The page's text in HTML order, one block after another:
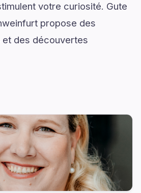
votre curiosité. Gute
propose des
et des découvertes